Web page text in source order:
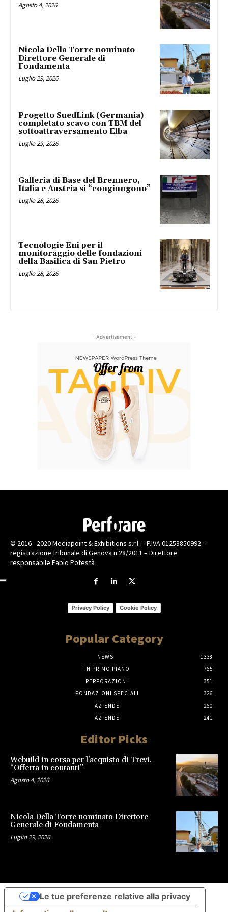
Agosto 4, 2026
Nicola Della Torre nominato
Direttore Generale di
Fondamenta
Luglio 29, 2026
Progetto SuedLink (Germania)
completato scavo con TBM del
sottoattraversamento Elba
Luglio 29, 2026
Galleria di Base del Brennero,
Italia e Austria si “congiungono”
Luglio 28, 2026
Tecnologie Eni per il
monitoraggio delle fondazioni
della Basilica di San Pietro
Luglio 28, 2026
- Advertisement -
© 2016 - 2020 Mediapoint & Exhibitions s.r.l. – P.IVA 01253850992 –
registrazione tribunale di Genova n.28/2011 – Direttore
responsabile Fabio Potestà
Privacy Policy Cookie Policy
Popular Category
NEWS
1338
IN PRIMO PIANO
765
PERFORAZIONI
351
FONDAZIONI SPECIALI
326
AZIENDE
260
AZIENDE
241
Editor Picks
Webuild in corsa per l’acquisto di Trevi.
“Offerta in contanti”
Agosto 4, 2026
Nicola Della Torre nominato Direttore
Generale di Fondamenta
Luglio 29, 2026
Le tue preferenze relative alla privacy